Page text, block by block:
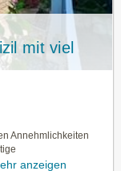
mit viel
/
Annehmlichkeiten
anzeigen